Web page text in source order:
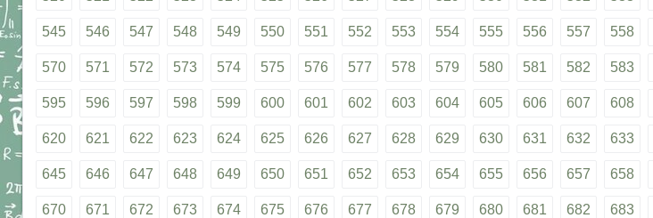
545 546 547 548 549 550 551 552 553 554 555 556 557 558
570 571 572 573 574 575 576 577 578 579 580 581 582 583
595 596 597 598 599 600 601 602 603 604 605 606 607 608
620 621 622 623 624 625 626 627 628 629 630 631 632 633
645 646 647 648 649 650 651 652 653 654 655 656 657 658
670 671 672 673 674 675 676 677 678 679 680 681 682 683